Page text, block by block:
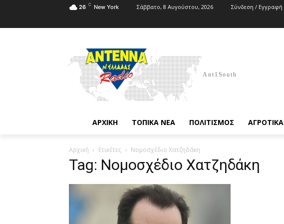
26 C New York Σάββατο, 8 Αυγούστου, 2026 Σύνδεση / Εγγραφή
Ant1South
ΑΡΧΙΚΗ ΤΟΠΙΚΑ ΝΕΑ ΠΟΛΙΤΙΣΜΟΣ ΑΓΡΟΤΙΚΑ
Αρχική Ετικέτες Νομοσχέδιο Χατζηδάκη
Tag: Νομοσχέδιο Χατζηδάκη